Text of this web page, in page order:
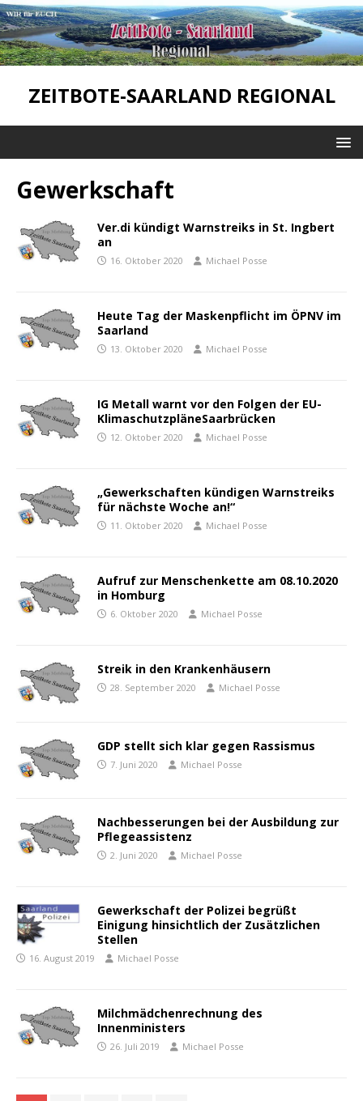
ZEITBOTE-SAARLAND REGIONAL
Gewerkschaft
Ver.di kündigt Warnstreiks in St. Ingbert
an
16. Oktober 2020 Michael Posse
Heute Tag der Maskenpflicht im ÖPNV im
Saarland
13. Oktober 2020 Michael Posse
IG Metall warnt vor den Folgen der EU-
KlimaschutzpläneSaarbrücken
12. Oktober 2020 Michael Posse
„Gewerkschaften kündigen Warnstreiks
für nächste Woche an!“
11. Oktober 2020 Michael Posse
Aufruf zur Menschenkette am 08.10.2020
in Homburg
6. Oktober 2020 Michael Posse
Streik in den Krankenhäusern
28. September 2020 Michael Posse
GDP stellt sich klar gegen Rassismus
7. Juni 2020 Michael Posse
Nachbesserungen bei der Ausbildung zur
Pflegeassistenz
2. Juni 2020 Michael Posse
Gewerkschaft der Polizei begrüßt
Einigung hinsichtlich der Zusätzlichen
Stellen
16. August 2019 Michael Posse
Milchmädchenrechnung des
Innenministers
26. Juli 2019 Michael Posse